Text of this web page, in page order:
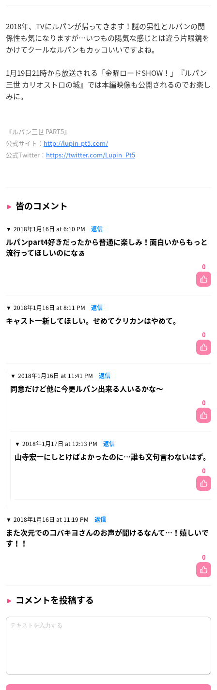
2018年、TVにルパンが帰ってきます！謎の男性とルパンの関
係性も気になりますが…いつもの陽気な感じとは違う片眼鏡を
かけてクールなルパンもカッコいいですよね。
1月19日21時から放送される「金曜ロードSHOW！」『ルパン
三世 カリオストロの城』では本編映像も公開されるのでお楽し
みに。
『ルパン三世 PART5』
公式サイト： http://lupin-pt5.com/
公式Twitter： https://twitter.com/Lupin_Pt5
皆のコメント
2018年1月16日 at 6:10 PM 返信
ルパンpart4好きだったから普通に楽しみ！面白いからもっと
流行ってほしいのになぁ
0
2018年1月16日 at 8:11 PM 返信
キャスト一新してほしい。せめてクリカンはやめて。
0
2018年1月16日 at 11:41 PM 返信
同意だけど他に今更ルパン出来る人いるかな〜
0
2018年1月17日 at 12:13 PM 返信
山寺宏一にしとけばよかったのに…誰も文句言わないはず。
0
2018年1月16日 at 11:19 PM 返信
また次元でのコバキヨさんのお声が聞けるなんて…！嬉しいで
す！！
0
コメントを投稿する